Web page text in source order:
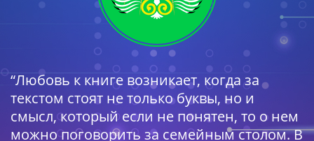
“Любовь к книге возникает, когда за
текстом стоят не только буквы, но и
смысл, который если не понятен, то о нем
можно поговорить за семейным столом. В